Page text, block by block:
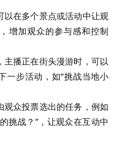
以在多个景点或活动中让观
增加观众的参与感和控制
主播正在街头漫游时，可以
一步活动，如“挑战当地小
观众投票选出的任务，例如
挑战？”，让观众在互动中